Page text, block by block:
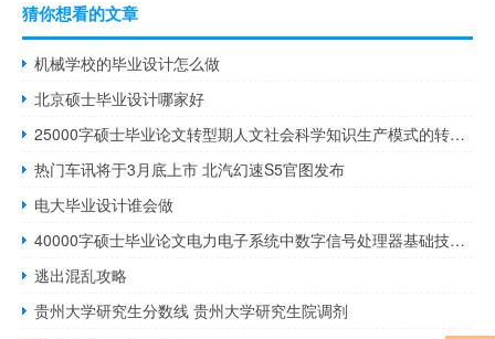
猜你想看的文章
机械学校的毕业设计怎么做
北京硕士毕业设计哪家好
25000字硕士毕业论文转型期人文社会科学知识生产模式的转变与局限——以日本大学人文社会科学研究为例
热门车讯将于3月底上市 北汽幻速S5官图发布
电大毕业设计谁会做
40000字硕士毕业论文电力电子系统中数字信号处理器基础技术的研究
逃出混乱攻略
贵州大学研究生分数线 贵州大学研究生院调剂